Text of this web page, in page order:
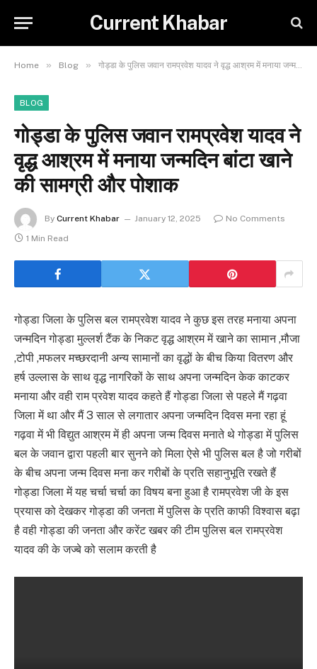
Current Khabar
Home » Blog » गोड्डा के पुलिस जवान रामप्रवेश यादव ने वृद्ध आश्रम में मनाया जन्मदिन बांटा खाने की सामग्री और पोशाक
BLOG
गोड्डा के पुलिस जवान रामप्रवेश यादव ने
वृद्ध आश्रम में मनाया जन्मदिन बांटा खाने
की सामग्री और पोशाक
By Current Khabar January 12, 2025
No Comments
1 Min Read
गोड्डा जिला के पुलिस बल रामप्रवेश यादव ने कुछ इस तरह मनाया अपना
जन्मदिन गोड्डा मुल्लर्श टैंक के निकट वृद्ध आश्रम में खाने का सामान ,मौजा
,टोपी ,मफलर मच्छरदानी अन्य सामानों का वृद्धों के बीच किया वितरण और
हर्ष उल्लास के साथ वृद्ध नागरिकों के साथ अपना जन्मदिन केक काटकर
मनाया और वही राम प्रवेश यादव कहते हैं गोड्डा जिला से पहले मैं गढ़वा
जिला में था और मैं 3 साल से लगातार अपना जन्मदिन दिवस मना रहा हूं
गढ़वा में भी विद्युत आश्रम में ही अपना जन्म दिवस मनाते थे गोड्डा में पुलिस
बल के जवान द्वारा पहली बार सुनने को मिला ऐसे भी पुलिस बल है जो गरीबों
के बीच अपना जन्म दिवस मना कर गरीबों के प्रति सहानुभूति रखते हैं
गोड्डा जिला में यह चर्चा चर्चा का विषय बना हुआ है रामप्रवेश जी के इस
प्रयास को देखकर गोड्डा की जनता में पुलिस के प्रति काफी विश्वास बढ़ा
है वही गोड्डा की जनता और करेंट खबर की टीम पुलिस बल रामप्रवेश
यादव की के जज्बे को सलाम करती है